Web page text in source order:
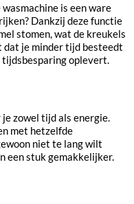
is een ware
Dankzij deze functie
stomen, wat de kreukels
je minder tijd besteedt
oplevert.
zowel tijd als energie.
met hetzelfde
niet te lang wilt
een stuk gemakkelijker.